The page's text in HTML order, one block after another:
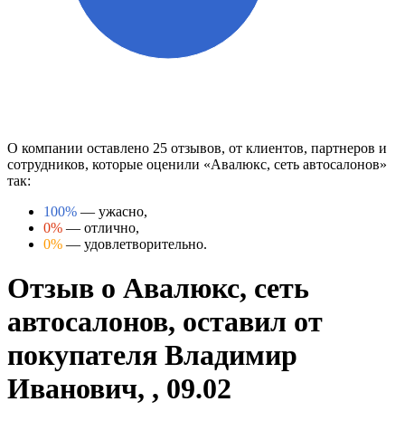
О компании оставлено 25 отзывов, от клиентов, партнеров и
сотрудников, которые оценили «Авалюкс, сеть автосалонов»
так:
100% — ужасно,
0% — отлично,
0% — удовлетворительно.
Отзыв о Авалюкс, сеть
автосалонов, оставил от
покупателя Владимир
Иванович, , 09.02